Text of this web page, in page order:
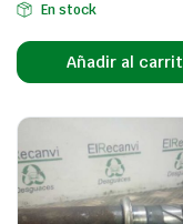
En stock
Añadir al